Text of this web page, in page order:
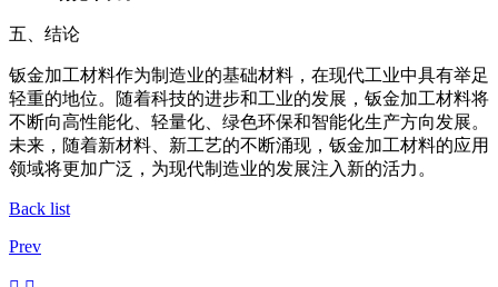
五、结论
钣金加工材料作为制造业的基础材料，在现代工业中具有举足
轻重的地位。随着科技的进步和工业的发展，钣金加工材料将
不断向高性能化、轻量化、绿色环保和智能化生产方向发展。
未来，随着新材料、新工艺的不断涌现，钣金加工材料的应用
领域将更加广泛，为现代制造业的发展注入新的活力。
Back list
Prev